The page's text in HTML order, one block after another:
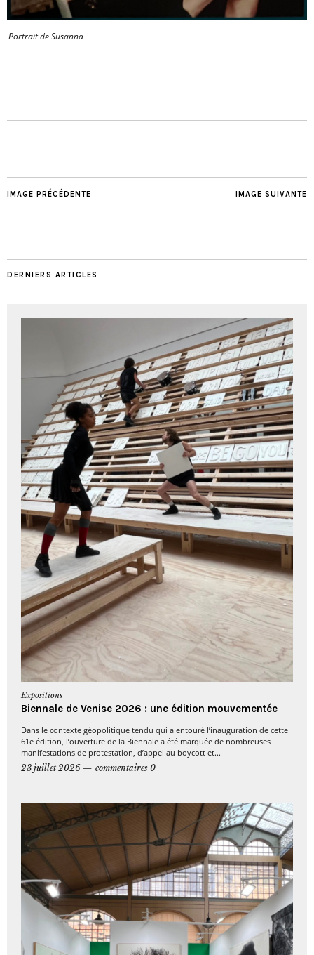
Portrait de Susanna
IMAGE SUIVANTE
IMAGE PRÉCÉDENTE
DERNIERS ARTICLES
Expositions
Biennale de Venise 2026 : une édition mouvementée
Dans le contexte géopolitique tendu qui a entouré l’inauguration de cette
61e édition, l’ouverture de la Biennale a été marquée de nombreuses
manifestations de protestation, d’appel au boycott et...
23 juillet 2026
commentaires 0